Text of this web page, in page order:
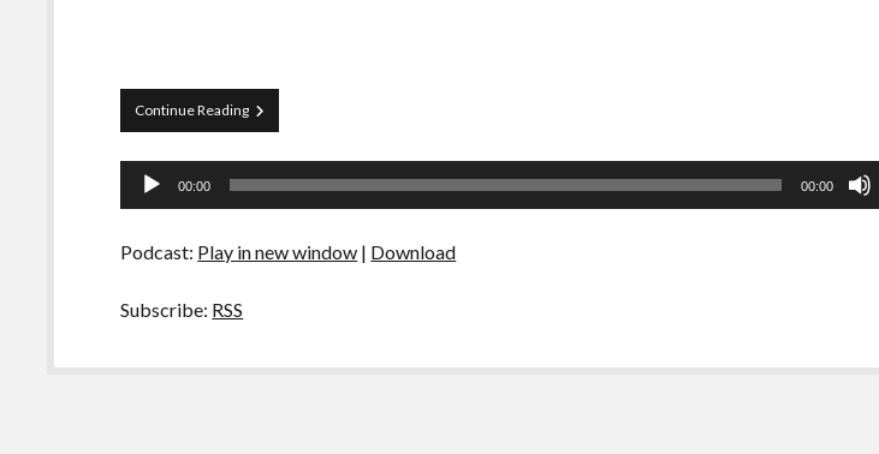
Continue ReadingLa
Siesta
–
prensa
Tocador
00:00 00:00
Podcast: Play in new window | Download
Subscribe: RSS